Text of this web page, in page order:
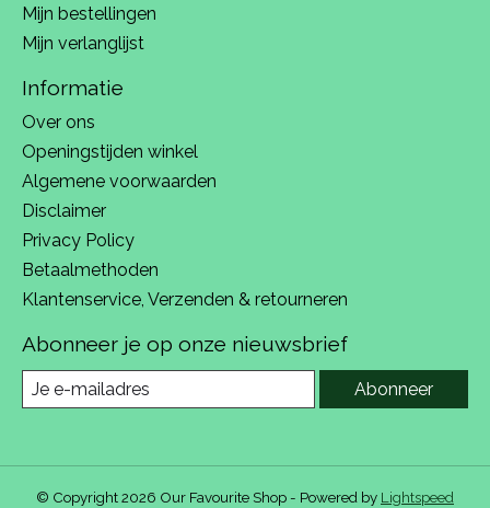
Mijn bestellingen
Mijn verlanglijst
Informatie
Over ons
Openingstijden winkel
Algemene voorwaarden
Disclaimer
Privacy Policy
Betaalmethoden
Klantenservice, Verzenden & retourneren
Abonneer je op onze nieuwsbrief
Abonneer
© Copyright 2026 Our Favourite Shop - Powered by Lightspeed